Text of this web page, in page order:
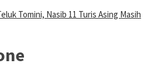
Tomini, Nasib 11 Turis Asing Masih